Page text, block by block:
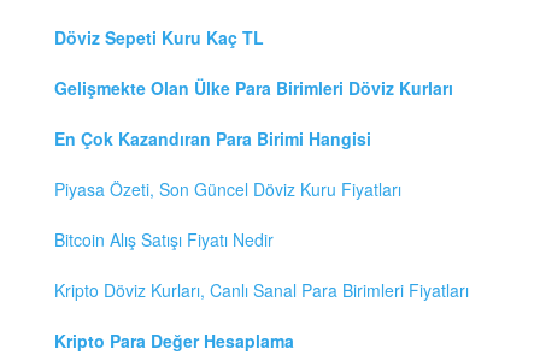
Döviz Sepeti Kuru Kaç TL
Gelişmekte Olan Ülke Para Birimleri Döviz Kurları
En Çok Kazandıran Para Birimi Hangisi
Piyasa Özeti, Son Güncel Döviz Kuru Fiyatları
Bitcoin Alış Satışı Fiyatı Nedir
Kripto Döviz Kurları, Canlı Sanal Para Birimleri Fiyatları
Kripto Para Değer Hesaplama